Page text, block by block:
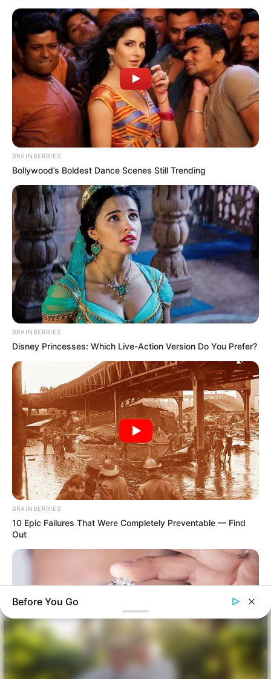
BRAINBERRIES
Bollywood’s Boldest Dance Scenes Still Trending
BRAINBERRIES
Disney Princesses: Which Live-Action Version Do You Prefer?
BRAINBERRIES
10 Epic Failures That Were Completely Preventable — Find
Out
Before You Go